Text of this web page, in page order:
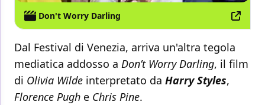
Don't Worry Darling
Dal Festival di Venezia, arriva un'altra tegola
mediatica addosso a Don’t Worry Darling, il film
di Olivia Wilde interpretato da Harry Styles,
Florence Pugh e Chris Pine.